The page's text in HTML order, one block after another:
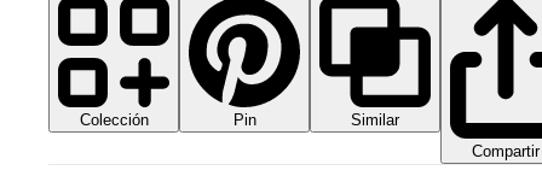
Colección Pin
Similar
Compartir